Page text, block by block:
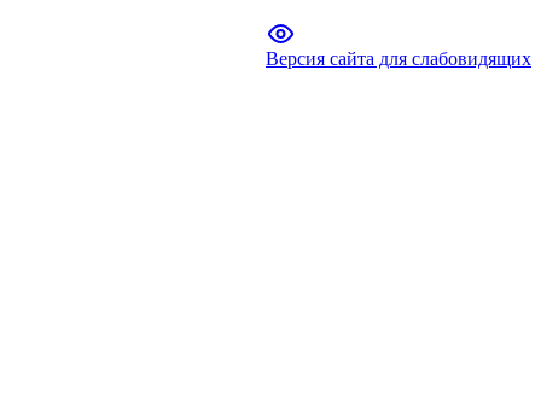
Версия сайта для слабовидящих